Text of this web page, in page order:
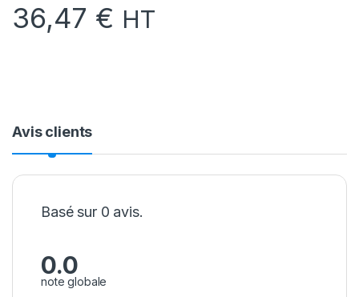
36,47 € HT
Avis clients
Basé sur 0 avis.
0.0
note globale